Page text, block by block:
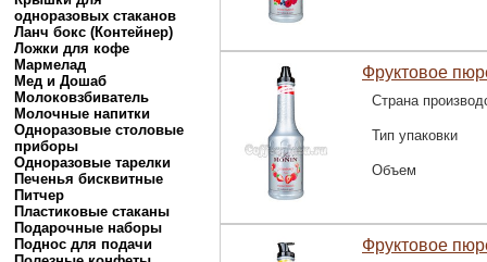
одноразовых стаканов
Ланч бокс (Контейнер)
Ложки для кофе
Мармелад
Мед и Дошаб
Молоковзбиватель
Молочные напитки
Одноразовые столовые
приборы
Одноразовые тарелки
Печенья бисквитные
Питчер
Пластиковые стаканы
Подарочные наборы
Поднос для подачи
Фруктовое
Страна
Тип упаковки
Объем
Фруктовое